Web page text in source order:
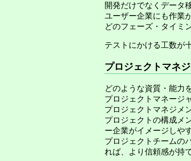
開発だけでなくデータ
ユーザー企業にも作業
どのフェーズ・タイミ
テストにかける工数が
プロジェクトマネ
どのような資質・能力
プロジェクトマネージ
プロジェクトマネジメ
プロジェクトの構成メ
ー企業がイメージしや
プロジェクトチームの
れば、より信頼感が持